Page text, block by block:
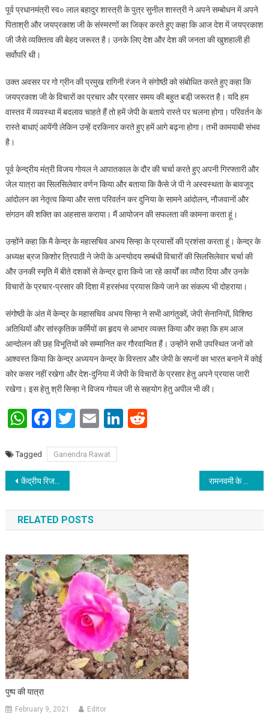
पूर्व प्रधानमंत्री स्व० लाल बहादुर शास्त्री के पुत्र सुनील शास्त्री ने अपने सम्बोधन में अपने
पिताश्री और जयप्रकाश जी के संस्मरणों का जिक्र करते हुए कहा कि आज देश में जयप्रकाश
जी जैसे व्यक्तित्व की बेहद जरूरत है। उनके लिए देश और देश की जनता की खुशहाली ही
सर्वोपरि थी।
उक्त अवसर पर गो ग्रीन की प्रमुख रागिनी रंजन ने संगोष्ठी को संबोधित करते हुए कहा कि
जयप्रकाश जी के विचारों का प्रचार और प्रसार समय की बहुत बडी़ जरूरत है। यदि हम
वास्तव में व्यवस्था में बदलाव चाहते हैं तो हमें जेपी के बताये रास्ते पर चलना होगा। परिवर्तन के
रास्ते बाधाएं आयेंगी लेकिन उन्हें दरकिनार करते हुए हमें आगे बढ़ना होगा। तभी कामयाबी संभव
है।
पूर्व केन्द्रीय मंत्री विजय गोयल ने आपातकाल के दौर की चर्चा करते हुए अपनी गिरफ्तारी और
जेल यात्रा का सिलसिलेवार वर्णन किया और बताया कि कैसे जे पी ने अस्वस्थता के बावजूद
आंदोलन का नेतृत्व किया और सत्ता परिवर्तन कर दुनिया के सामने आंदोलन, नौजवानों और
संगठन की शक्ति का अहसास कराया। मैं आयोजन की सफलता की कामना करता हूं।
उन्होंने कहा कि मै केन्द्र के महासचिव अभय सिन्हा के प्रयासों की प्रशंसा करता हूं। केन्द्र के
अध्यक्ष ब्रज किशोर त्रिपाठी ने जेपी के अन्त्योदय सम्बंधी विचारों की सिलसिलेवार चर्चा की
और उनकी स्मृति में बीते दशकों से केन्द्र द्वारा किये जा रहे कार्यों का व्यौरा दिया और उनके
विचारों के प्रचार-प्रसार की दिशा में हरसंभव प्रयास किये जाने का संकल्प भी दोहराया।
संगोष्ठी के अंत में केन्द्र के महासचिव अभय सिन्हा ने सभी आगंतुकों, जेपी सेनानियों, विशिष्ठ
अतिथियों और सांस्कृतिक कर्मियों का हृदय से आभार व्यक्त किया और कहा कि हम आज
आन्दोलन की छह विभूतियों को सम्मानित कर गौरवान्वित हैं। उन्होंने सभी उपस्थित जनों को
आश्वस्त किया कि केन्द्र अध्ययन केन्द्र के विस्तार और जेपी के सपनों का भारत बनाने में कोई
कोर कसर नहीं रखेगा और देश-दुनिया में जेपी के विचारों के प्रसार हेतु अपने प्रयास जारी
रखेगा। इस हेतु श्री सिन्हा ने विजय गोयल जी से सहयोग हेतु अपील भी की।
WhatsApp
Facebook
Twitter
EmailLinkedIn
Reddit
Tagged Ganendra Rawat
Post navigation
केंद्रीय रिजर्व पुलिस बल ने मनाया ‘शौर्य दिवस’
RELATED POSTS
पुष्प की यात्रा
February 9, 2021 Editor